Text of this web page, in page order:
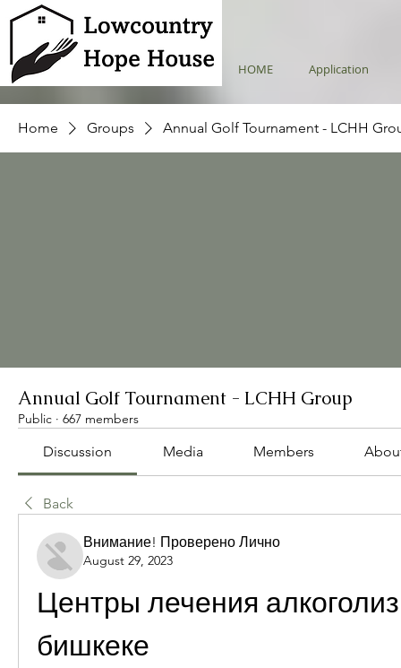
HOME Application
Home Groups Annual Golf Tournament - LCHH
Annual Golf Tournament - LCHH Group
Public · 667 members
Discussion Media Members
Back
Внимание! Проверено Лично
August 29, 2023
Центры лечения
бишкеке